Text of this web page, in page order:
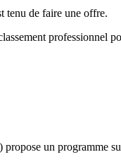
tenu de faire une offre.
professionnel
un